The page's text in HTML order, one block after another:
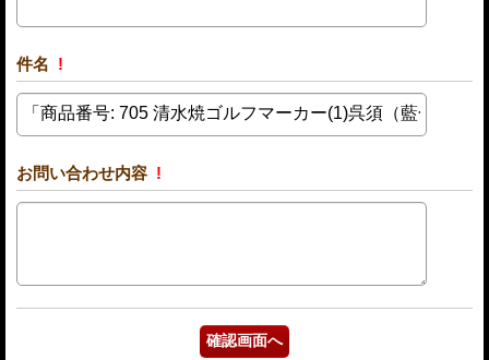
件名 !
お問い合わせ内容 !